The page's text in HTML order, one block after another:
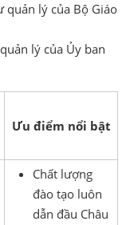
quản lý của Bộ Giáo
lý của Ủy ban
Ưu điểm nổi bật
Chất lượng
đào tạo luôn
dẫn đầu Châu